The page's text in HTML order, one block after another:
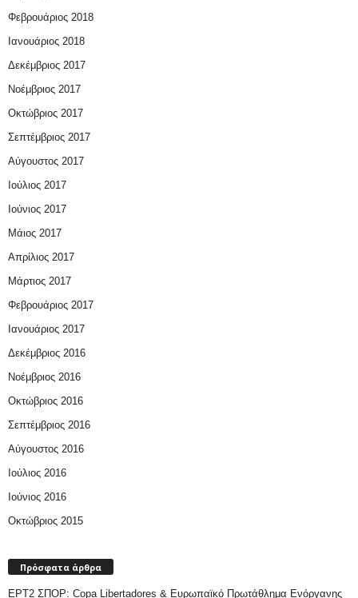
Φεβρουάριος 2018
Ιανουάριος 2018
Δεκέμβριος 2017
Νοέμβριος 2017
Οκτώβριος 2017
Σεπτέμβριος 2017
Αύγουστος 2017
Ιούλιος 2017
Ιούνιος 2017
Μάιος 2017
Απρίλιος 2017
Μάρτιος 2017
Φεβρουάριος 2017
Ιανουάριος 2017
Δεκέμβριος 2016
Νοέμβριος 2016
Οκτώβριος 2016
Σεπτέμβριος 2016
Αύγουστος 2016
Ιούλιος 2016
Ιούνιος 2016
Οκτώβριος 2015
Πρόσφατα άρθρα
ΕΡΤ2 ΣΠΟΡ: Copa Libertadores & Ευρωπαϊκό Πρωτάθλημα Ενόργανης